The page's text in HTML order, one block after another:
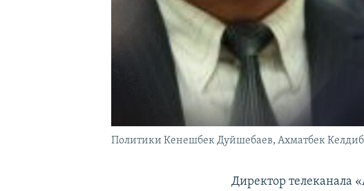
Политики Кенешбек Дуйшебаев, Ахматбек
Директор телеканала